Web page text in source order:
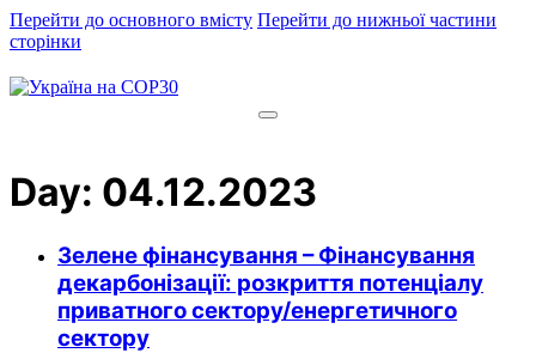
Перейти до основного вмісту Перейти до нижньої частини
сторінки
Day: 04.12.2023
Зелене фінансування – Фінансування
декарбонізації: розкриття потенціалу
приватного сектору/енергетичного
сектору